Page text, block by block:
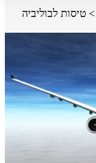
טיסות לבוליביה